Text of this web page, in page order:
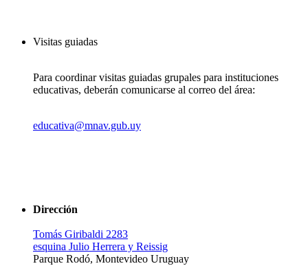
Visitas guiadas
Para coordinar visitas guiadas grupales para instituciones
educativas, deberán comunicarse al correo del área:
educativa@mnav.gub.uy
Dirección
Tomás Giribaldi 2283
esquina Julio Herrera y Reissig
Parque Rodó, Montevideo Uruguay